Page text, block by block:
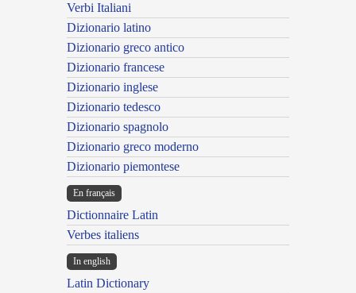
Verbi Italiani
Dizionario latino
Dizionario greco antico
Dizionario francese
Dizionario inglese
Dizionario tedesco
Dizionario spagnolo
Dizionario greco moderno
Dizionario piemontese
En français
Dictionnaire Latin
Verbes italiens
In english
Latin Dictionary